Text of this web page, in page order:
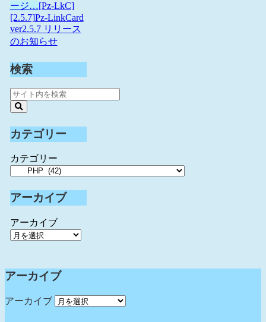
ージ…[Pz-LkC]
[2.5.7]Pz-LinkCard
ver2.5.7 リリース
のお知らせ
検索
カテゴリー
カテゴリー
アーカイブ
アーカイブ
アーカイブ
アーカイブ